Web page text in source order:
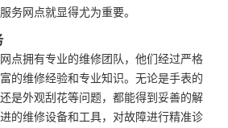
务网点就显得尤为重要。
点拥有专业的维修团队，他们经过严格
的维修经验和专业知识。无论是手表的
是外观刮花等问题，都能得到妥善的解
的维修设备和工具，对故障进行精准诊